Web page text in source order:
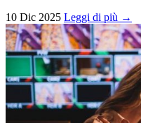
10 Dic 2025 Leggi di più →